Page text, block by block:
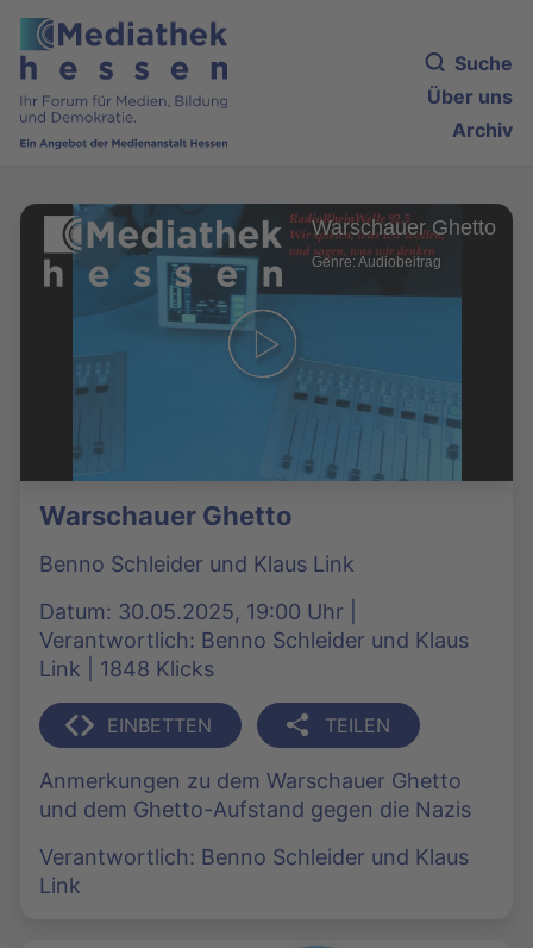
Suche
Über uns
Archiv
Warschauer Ghetto
Genre: Audiobeitrag
Warschauer Ghetto
Benno Schleider und Klaus Link
Datum: 30.05.2025, 19:00 Uhr |
Verantwortlich: Benno Schleider und Klaus
Link | 1848 Klicks
EINBETTEN TEILEN
Anmerkungen zu dem Warschauer Ghetto
und dem Ghetto-Aufstand gegen die Nazis
Verantwortlich: Benno Schleider und Klaus
Link